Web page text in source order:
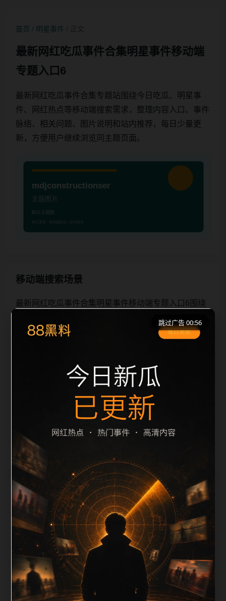
首页 明星事件
最新网红吃瓜事件合集明星事件移动端
专题入口6
最新网红吃瓜事件合集专题站围绕今日吃瓜、明星事
件、网红热点等移动端搜索需求，整理内容入口、事件
脉络、相关问题、图片说明和站内推荐，每日少量更
新，方便用户继续浏览同主题页面。
移动端搜索场景
最新网红吃瓜事件合集明星事件移动端专题入口6围绕
端浏览习惯整理标题、描述、图片和站内推荐。用户进
续浏览。本页强调内容归集和主题一致性，避免无关关
键词堆砌，也避免多个站点同步发布完全相同的标题。
图片说明、文件名、alt 和 title 均围绕主关键词、栏目
词和文章标题生成，便于搜索引擎理解页面主题。后续
采集时将继续执行远程图片本地化、坏图默认图兜底、
标题重复过滤和 descr
栏目内容归集
iption 长度检查。栏目内容按每日少量新增的方式持续
扩展，每篇保留相关问题、站内推荐和清晰的层级路
径，减少用户反复返回搜索页。第16篇作为本栏目的初
始建设内容，主要用于补齐栏目深度、稳定内链结构，
并为后续专题聚合提供可点击入口。如果后续发现页面
缺图、标题过短、描述为空或正文不足，将进入每日
跳过广告 00:56